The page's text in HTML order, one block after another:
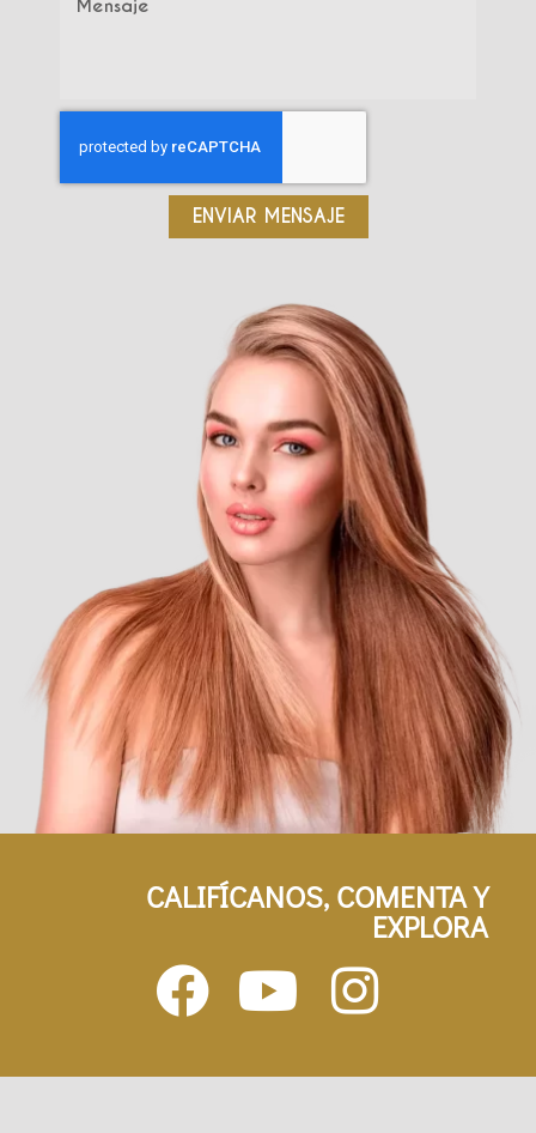
ENVIAR MENSAJE
CALIFÍCANOS, COMENTA Y
EXPLORA